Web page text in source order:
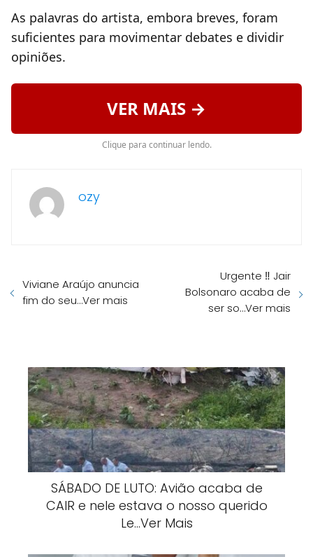
As palavras do artista, embora breves, foram
suficientes para movimentar debates e dividir
opiniões.
VER MAIS →
Clique para continuar lendo.
ozy
Viviane Araújo anuncia
fim do seu…Ver mais
Urgente ‼️ Jair
Bolsonaro acaba de
ser so…Ver mais
SÁBADO DE LUTO: Avião acaba de
CAIR e nele estava o nosso querido
Le…Ver Mais